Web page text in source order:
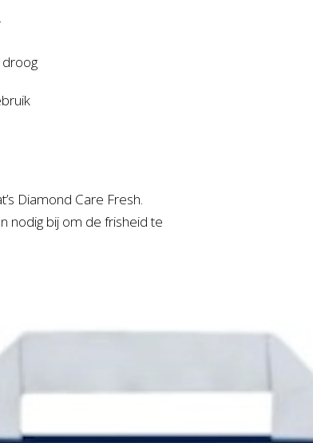
Diamond Care Fresh.
nodig bij om de frisheid te